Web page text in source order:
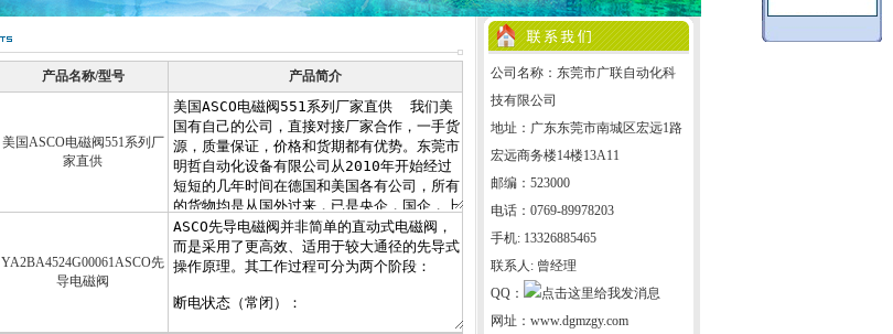
产品名称/型号 产品简介
美国ASCO电磁阀551系列厂
家直供
YA2BA4524G00061ASCO先
导电磁阀
公司名称：东莞市广联自动化科
技有限公司
地址：广东东莞市南城区宏远1路
宏远商务楼14楼13A11
邮编：523000
电话：0769-89978203
手机: 13326885465
联系人: 曾经理
QQ：
网址： www.dgmzgy.com